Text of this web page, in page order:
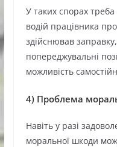
У таких спорах
водій працівника
здійснював
попереджувальні
можливість
4) Проблема
Навіть у разі
моральної шкоди